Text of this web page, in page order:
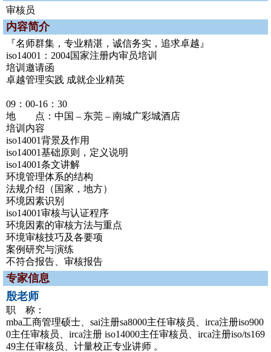
审核员
内容简介
『名师群集，专业精湛，诚信务实，追求卓越』
iso14001：2004国家注册内审员培训
培训邀请函
卓越管理实践 成就企业精英
09：00-16：30
地 点：中国 – 东莞 – 南城广彩城酒店
培训内容
iso14001背景及作用
iso14001基础原则，定义说明
iso14001条文讲解
环境管理体系的结构
法规介绍（国家，地方）
环境因素识别
iso14001审核与认证程序
环境因素的审核方法与重点
环境审核技巧及各要项
案例研究与演练
不符合报告、审核报告
专家信息
殷老师
职 称：
mba工商管理硕士、sai注册sa8000主任审核员、irca注册iso900
0主任审核员、irca注册 iso14000主任审核员、irca注册iso/ts169
49主任审核员、计量校正专业讲师 。